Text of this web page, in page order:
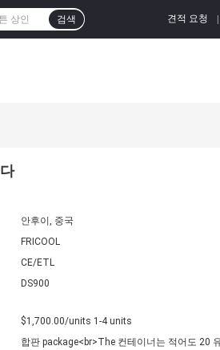
견적 요청
검색
안후이, 중국
FRICOOL
CE/ETL
DS900
$1,700.00/units 1-4 units
합판 package<br>The 컨테이너는 적어도 20